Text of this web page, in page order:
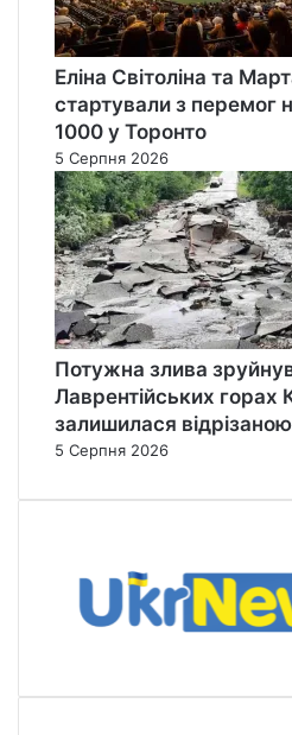
Еліна Світоліна та
стартували з перемог
1000 у Торонто
5 Серпня 2026
Потужна злива
Лаврентійських горах
залишилася відрізаною
5 Серпня 2026